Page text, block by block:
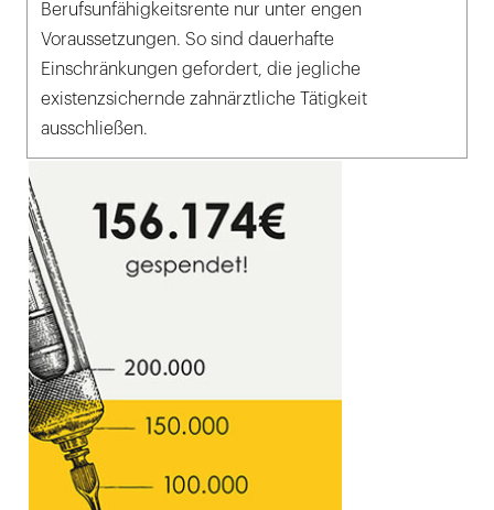
Berufsunfähigkeitsrente nur unter engen
Voraussetzungen. So sind dauerhafte
Einschränkungen gefordert, die jegliche
existenzsichernde zahnärztliche Tätigkeit
ausschließen.